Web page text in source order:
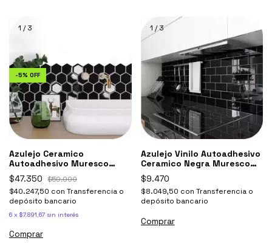
1 /3
-5% OFF
Azulejo Ceramico
Autoadhesivo Muresco
Hexagono Negro X 5 Un.
$47.350 $50.000
$40.247,50 con Transferencia o
depósito bancario
6 x $7.891,67 sin interés
1 /3
Azulejo Vinilo Autoadhesivo
Ceramico Negra Muresco
16532
$9.470
$8.049,50 con Transferencia o
depósito bancario